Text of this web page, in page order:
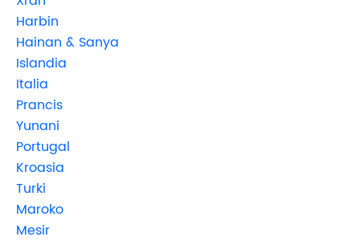
Harbin
Hainan & Sanya
Islandia
Italia
Prancis
Yunani
Portugal
Kroasia
Turki
Maroko
Mesir